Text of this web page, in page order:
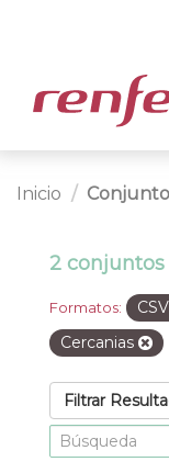
Inicio
2
Formatos: CSV
Cercanias
Filtrar